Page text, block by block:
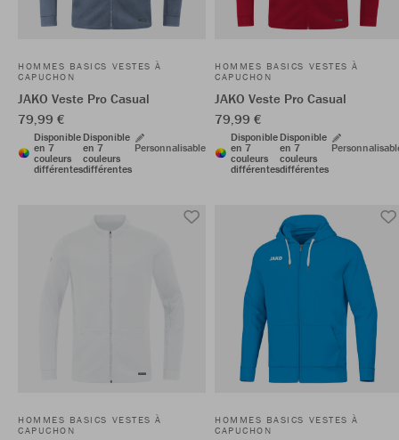
HOMMES BASICS VESTES À
CAPUCHON
JAKO Veste Pro Casual
79,99 €
Disponible
en 7
couleurs
différentes
Disponible
en 7
couleurs
différentes
Personnalisable
HOMMES BASICS VESTES À
CAPUCHON
JAKO Veste Pro Casual
79,99 €
Disponible
en 7
couleurs
différentes
Disponible
en 7
couleurs
différentes
HOMMES BASICS VESTES À
CAPUCHON
HOMMES BASICS VESTES À
CAPUCHON